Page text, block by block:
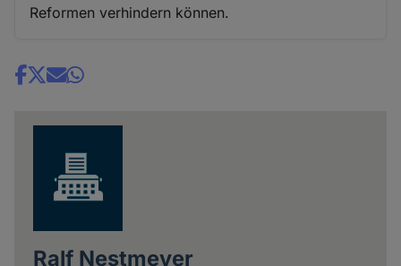
Reformen verhindern können.
Share
Ralf Nestmeyer